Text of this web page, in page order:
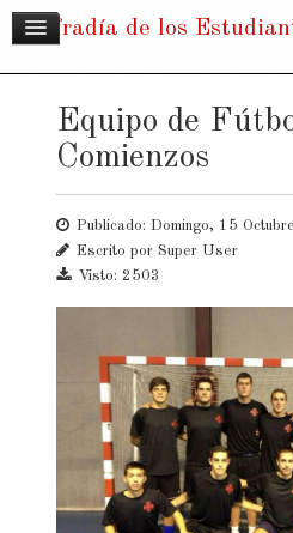
Cofradía de los
Equipo de
Comienzos
Publicado: Domingo, 15
Escrito por Super User
Visto: 2503